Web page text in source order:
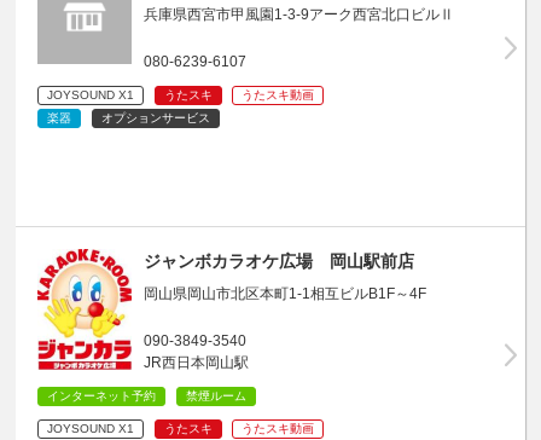
兵庫県西宮市甲風園1-3-9アーク西宮北口ビルⅡ
080-6239-6107
JOYSOUND X1 うたスキ
うたスキ動画
楽器
オプションサービス
ジャンボカラオケ広場 岡山駅前店
岡山県岡山市北区本町1-1相互ビルB1F～4F
090-3849-3540
JR西日本岡山駅
インターネット予約 禁煙ルーム
JOYSOUND X1 うたスキ
うたスキ動画